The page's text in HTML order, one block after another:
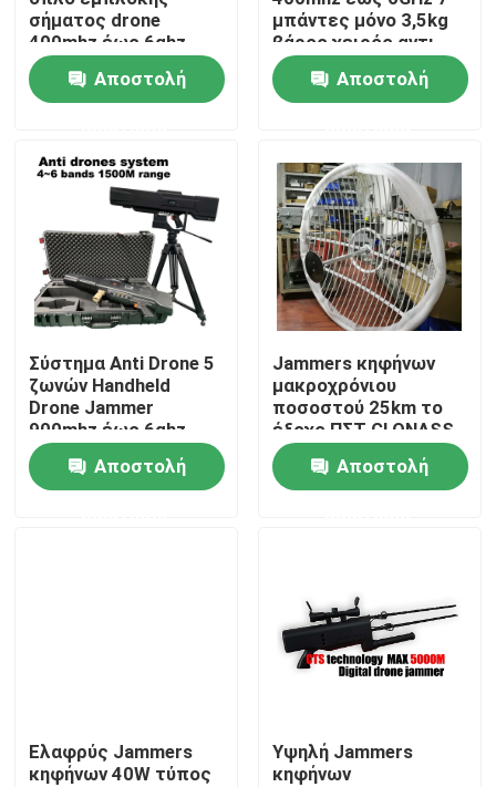
Προϊόντα
Βίντεο
Σχετικά με εμάς
Ξενάγηση στο εργοστάσιο
Ελεγχος ποιότητας
Jammer ραδιοσυχνότητας
σήματος drone
400mhz έως 6ghz
3,5kg βάρος
Αποστολή
μπάντες μόνο 3,5kg
βάρος χειρός αντι-
drone όπλο
Αποστολή
Σύστημα Anti Drone 5
ζωνών Handheld
Drone Jammer
900mhz έως 6ghz
Αποστολή
Jammers κηφήνων
μακροχρόνιου
ποσοστού 25km το
έξοχο ΠΣΤ GLONASS
συστημάτων
στεγανοποιεί τη
μακριά διάρκεια
Αποστολή
Ελαφρύς Jammers
κηφήνων 40W τύπος
Υψηλή Jammers
κηφήνων